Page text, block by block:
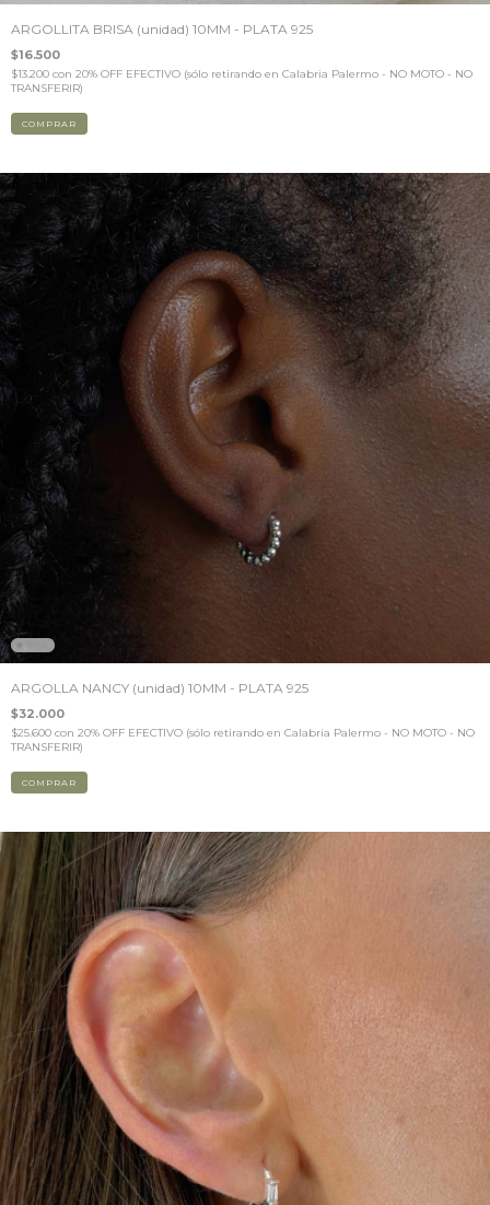
ARGOLLITA BRISA (unidad) 10MM - PLATA 925
$16.500
$13.200 con 20% OFF EFECTIVO (sólo retirando en Calabria Palermo - NO MOTO - NO
TRANSFERIR)
COMPRAR
ARGOLLA NANCY (unidad) 10MM - PLATA 925
$32.000
$25.600 con 20% OFF EFECTIVO (sólo retirando en Calabria Palermo - NO MOTO - NO
TRANSFERIR)
COMPRAR